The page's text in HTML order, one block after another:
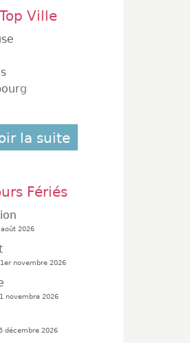
Top Ville
la suite
Fériés
2026
novembre 2026
novembre 2026
décembre 2026